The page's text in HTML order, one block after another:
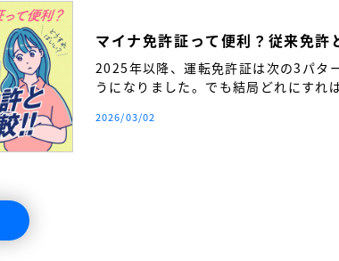
マイナ免許証って便利？従来免許
2025年以降、運転免許証は次の3パタ
うになりました。でも結局どれにすれ
2026/03/02